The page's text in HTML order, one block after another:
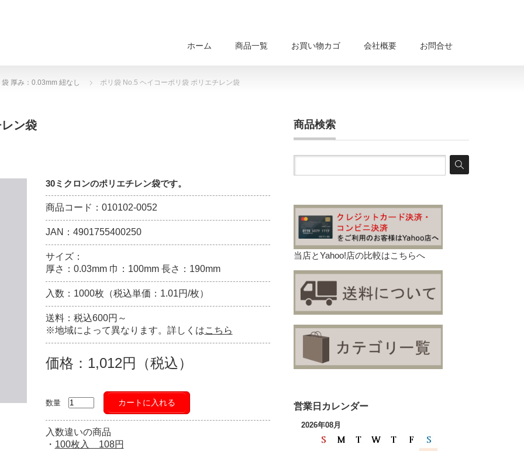
ホーム 商品一覧 お買い物カゴ 会社概要 お問合せ
厚み：0.03mm 紐なし ポリ袋 No.5 ヘイコーポリ袋 ポリエチレン袋
ン袋
30ミクロンのポリエチレン袋です。
商品コード：010102-0052
JAN：4901755400250
サイズ：
厚さ：0.03mm 巾：100mm 長さ：190mm
入数：1000枚（税込単価：1.01円/枚）
送料：税込600円～
※地域によって異なります。詳しくはこちら
価格：1,012円（税込）
数量 カートに入れる
入数違いの商品
・ 100枚入 108円
商品検索
当店とYahoo!店の比較はこちらへ
営業日カレンダー
2026年08月